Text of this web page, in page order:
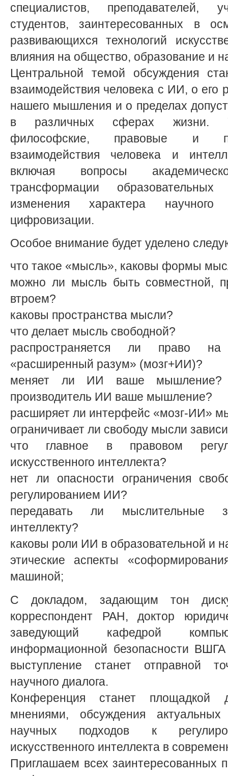
специалистов, преподавателей,
студентов, заинтересованных в
развивающихся технологий
влияния на общество, образование и
Центральной темой обсуждения
взаимодействия человека с ИИ, о
нашего мышления и о пределах
в различных сферах жизни.
философские, правовые и
взаимодействия человека и
включая вопросы
трансформации
изменения характера
цифровизации.
Особое внимание будет уделено
что такое «мысль», каковы формы
можно ли мысль быть совместной,
втроем?
каковы пространства мысли?
что делает мысль свободной?
распространяется ли право
«расширенный разум» (мозг+ИИ)?
меняет ли ИИ ваше мышление?
производитель ИИ ваше мышление?
расширяет ли интерфейс «мозг-ИИ»
ограничивает ли свободу мысли
что главное в правовом
искусственного интеллекта?
нет ли опасности ограничения
регулированием ИИ?
передавать ли мыслительные
интеллекту?
каковы роли ИИ в образовательной и
этические аспекты
машиной;
С докладом, задающим тон
корреспондент РАН, доктор
заведующий кафедрой
информационной безопасности
выступление станет отправной
научного диалога.
Конференция станет площадкой
мнениями, обсуждения
научных подходов к
искусственного интеллекта в
Приглашаем всех заинтересованных